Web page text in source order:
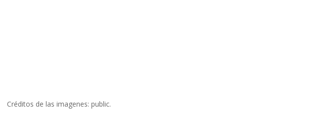
Créditos de las imagenes: public.